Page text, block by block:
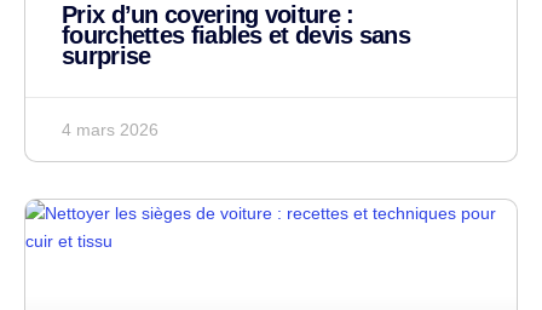
Prix d’un covering voiture :
fourchettes fiables et devis sans
surprise
4 mars 2026